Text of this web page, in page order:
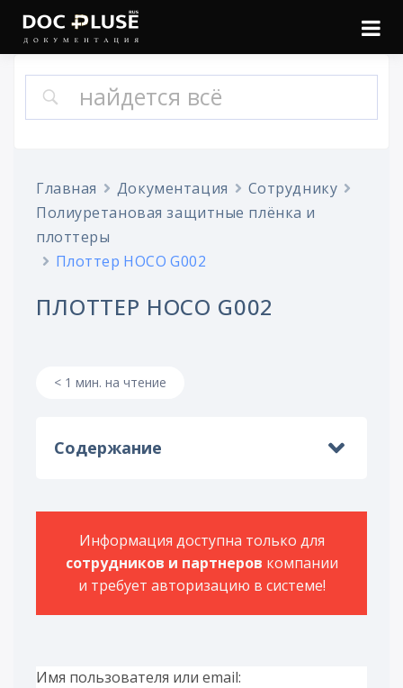
Doc Pluse
Главная Документация
Сотруднику
Полиуретановая защитные плёнка и
плоттеры
Плоттер HOCO G002
ПЛОТТЕР HOCO G002
< 1 мин. на чтение
Содержание
Информация доступна только для
сотрудников и партнеров компании
и требует авторизацию в системе!
Имя пользователя или email: